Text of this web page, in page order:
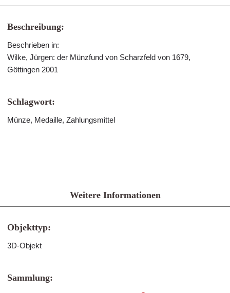
Beschreibung:
Beschrieben in:
Wilke, Jürgen: der Münzfund von Scharzfeld von 1679,
Göttingen 2001
Schlagwort:
Münze, Medaille, Zahlungsmittel
Weitere Informationen
Objekttyp:
3D-Objekt
Sammlung: